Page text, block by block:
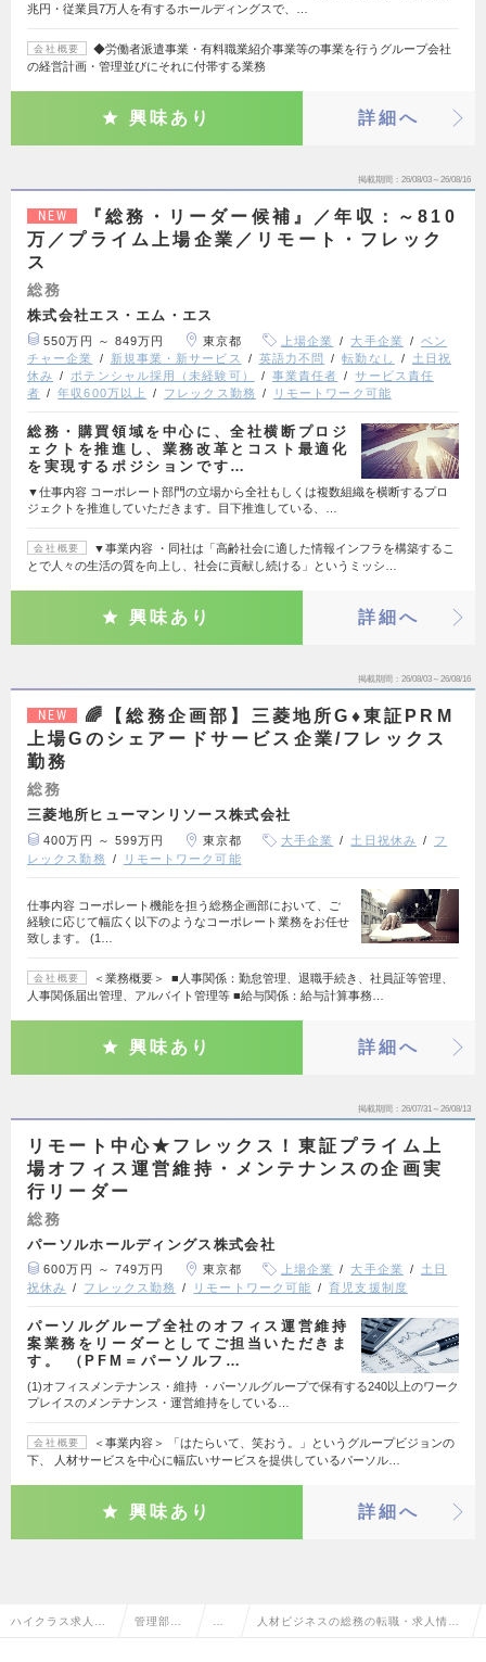
兆円・従業員7万人を有するホールディングスで、…
会社概要
◆労働者派遣事業・有料職業紹介事業等の事業を行うグループ会社
の経営計画・管理並びにそれに付帯する業務
興味あり 詳細へ
掲載期間 26/08/03～26/08/16
NEW
『総務・リーダー候補』／年収：～810
万／プライム上場企業／リモート・フレック
ス
総務
株式会社エス・エム・エス
550万円 ～ 849万円 東京都 上場企業 大手企業
ベン
チャー企業
新規事業・新サービス 英語力不問 転勤なし
土日祝
休み
ポテンシャル採用（未経験可） 事業責任者
サービス責任
者
年収600万以上 フレックス勤務 リモートワーク可能
総務・購買領域を中心に、全社横断プロジ
ェクトを推進し、業務改革とコスト最適化
を実現するポジションです…
▼仕事内容 コーポレート部門の立場から全社もしくは複数組織を横断するプロ
ジェクトを推進していただきます。目下推進している、…
会社概要
▼事業内容 ・同社は「高齢社会に適した情報インフラを構築するこ
とで人々の生活の質を向上し、社会に貢献し続ける」というミッシ…
興味あり 詳細へ
掲載期間 26/08/03～26/08/16
NEW
🌈【総務企画部】三菱地所G♦東証PRM
上場Gのシェアードサービス企業/フレックス
勤務
総務
三菱地所ヒューマンリソース株式会社
400万円 ～ 599万円 東京都 大手企業 土日祝休み
フ
レックス勤務
リモートワーク可能
仕事内容 コーポレート機能を担う総務企画部において、ご
経験に応じて幅広く以下のようなコーポレート業務をお任せ
致します。 (1…
会社概要
＜業務概要＞ ■人事関係：勤怠管理、退職手続き、社員証等管理、
人事関係届出管理、アルバイト管理等 ■給与関係：給与計算事務…
興味あり 詳細へ
掲載期間 26/07/31～26/08/13
リモート中心★フレックス！東証プライム上
場オフィス運営維持・メンテナンスの企画実
行リーダー
総務
パーソルホールディングス株式会社
600万円 ～ 749万円 東京都 上場企業 大手企業
土日
祝休み
フレックス勤務 リモートワーク可能 育児支援制度
パーソルグループ全社のオフィス運営維持
案業務をリーダーとしてご担当いただきま
す。 （PFM＝パーソルフ…
(1)オフィスメンテナンス・維持 ・パーソルグループで保有する240以上のワーク
プレイスのメンテナンス・運営維持をしている…
会社概要
＜事業内容＞ 「はたらいて、笑おう。」というグループビジョンの
下、 人材サービスを中心に幅広いサービスを提供しているパーソル…
興味あり 詳細へ
ハイクラス求人T 管理部門 人材ビジネスの総務の転職・求人情報